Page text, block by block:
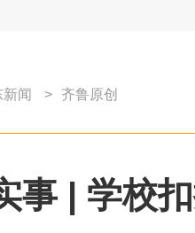
闻 > 齐鲁原创
事 | 学校